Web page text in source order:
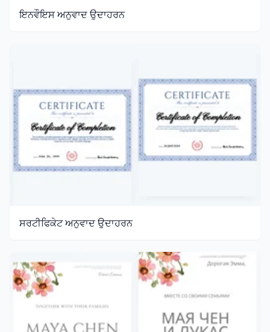
ਇਨਵੌਇਸ ਅਨੁਵਾਦ ਉਦਾਹਰਨ
ਸਰਟੀਫਿਕੇਟ ਅਨੁਵਾਦ ਉਦਾਹਰਨ